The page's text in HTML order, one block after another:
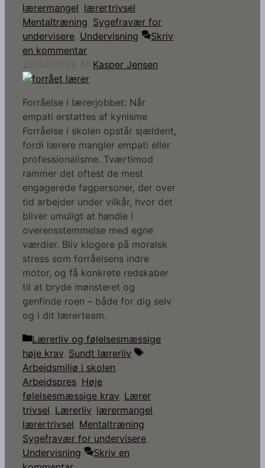
lærermangel lærertrivsel
Mentaltræning Sygefravær for
undervisere Undervisning
Skriv
en kommentar
Kasper Jensen
Forråelse i lærerjobbet: Når
empati erstattes af kynisme
Forråelse i skolen opstår sjældent,
fordi lærere mangler empati eller
professionalisme. Tværtimod
rammer det oftest de mest
engagerede fagpersoner, der over
tid arbejder under vilkår, hvor det
bliver umuligt at handle i
overensstemmelse med egne
værdier. Bliv klogere på moralsk
stress som forråelsens indre
motor, og få konkrete redskaber
til at bryde mønsteret og
genfinde roen – både for dig selv
og i dit lærerteam.
Kategorier
Lærerliv og følelsesmæssige
høje krav Sundt lærerliv
Tags
Arbejdsmiljø i skolen
Arbejdspres Høje
følelsesmæssige krav Lærer
trivsel Lærerliv lærermangel
lærertrivsel Mentaltræning
Sygefravær for undervisere
Undervisning
Skriv en